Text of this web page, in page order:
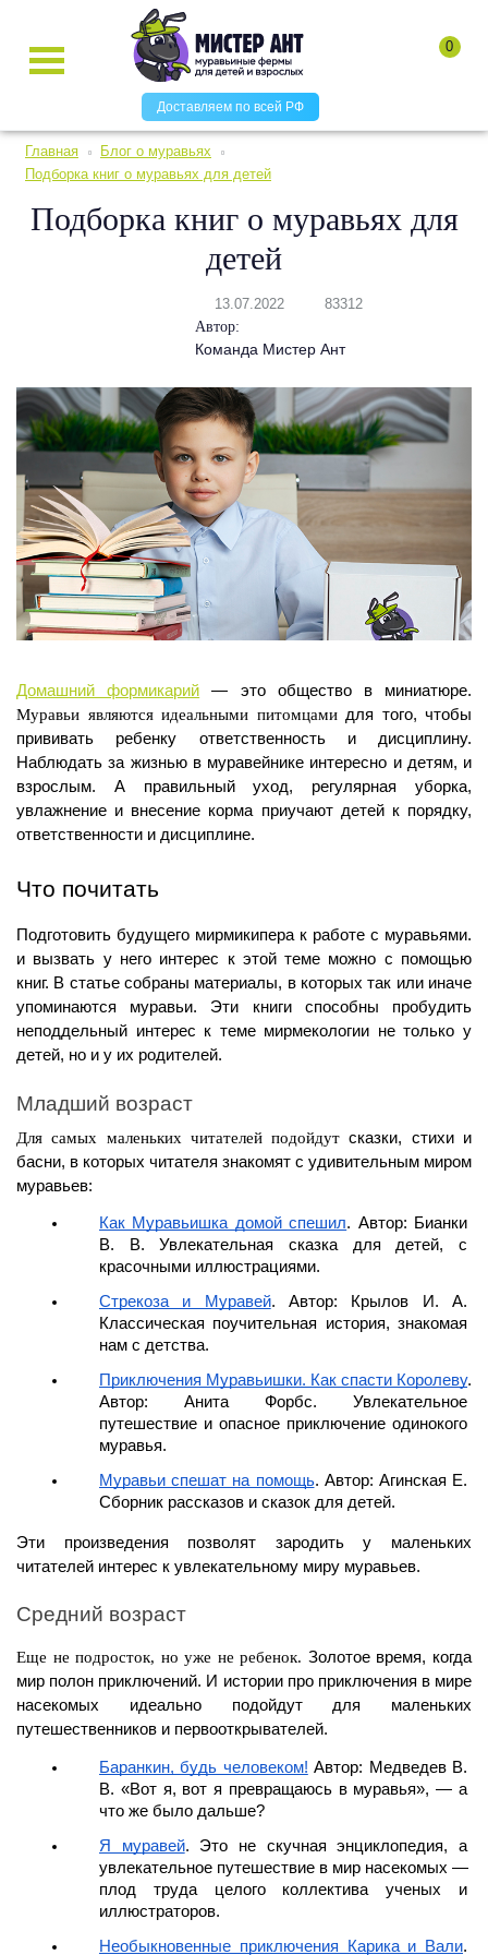
Доставляем по всей РФ
0
Главная
Блог о муравьях
Подборка книг о муравьях для детей
Подборка книг о муравьях для
детей
13.07.2022
83312
Автор:
Команда Мистер Ант
Домашний формикарий
Муравьи являются идеальными питомцами для того, чтобы
прививать ребенку ответственность и дисциплину.
Наблюдать за жизнью в муравейнике интересно и детям, и
взрослым. А правильный уход, регулярная уборка,
увлажнение и внесение корма приучают детей к порядку,
ответственности и дисциплине.
Что почитать
Подготовить будущего мирмикипера к работе с муравьями.
и вызвать у него интерес к этой теме можно с помощью
книг. В статье собраны материалы, в которых так или иначе
упоминаются муравьи. Эти книги способны пробудить
неподдельный интерес к теме мирмекологии не только у
детей, но и у их родителей.
Младший возраст
Для самых маленьких читателей подойдут сказки, стихи и
басни, в которых читателя знакомят с удивительным миром
муравьев:
Как Муравьишка домой спешил. Автор: Бианки
В. В. Увлекательная сказка для детей, с
красочными иллюстрациями.
Стрекоза и Муравей. Автор: Крылов И. А.
Классическая поучительная история, знакомая
нам с детства.
Приключения Муравьишки. Как спасти Королеву.
Автор: Анита Форбс. Увлекательное
путешествие и опасное приключение одинокого
муравья.
Муравьи спешат на помощь. Автор: Агинская Е.
Сборник рассказов и сказок для детей.
Эти произведения позволят зародить у маленьких
читателей интерес к увлекательному миру муравьев.
Средний возраст
Еще не подросток, но уже не ребенок. Золотое время, когда
мир полон приключений. И истории про приключения в мире
насекомых идеально подойдут для маленьких
путешественников и первооткрывателей.
Баранкин, будь человеком! Автор: Медведев В.
В. «Вот я, вот я превращаюсь в муравья», — а
что же было дальше?
Я муравей. Это не скучная энциклопедия, а
увлекательное путешествие в мир насекомых —
плод труда целого коллектива ученых и
иллюстраторов.
Необыкновенные приключения Карика и Вали.